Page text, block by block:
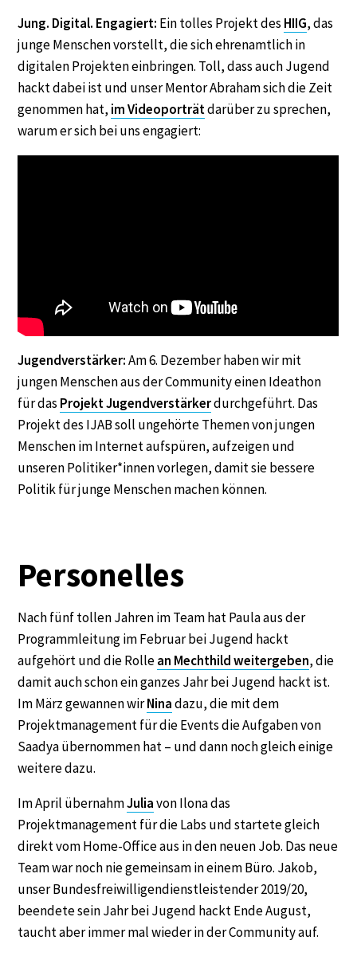
Jung. Digital. Engagiert: Ein tolles Projekt des HIIG, das
junge Menschen vorstellt, die sich ehrenamtlich in
digitalen Projekten einbringen. Toll, dass auch Jugend
hackt dabei ist und unser Mentor Abraham sich die Zeit
genommen hat, im Videoporträtdarüber zu sprechen,
warum er sich bei uns engagiert:
Jugendverstärker:Am 6. Dezember haben wir mit
jungen Menschen aus der Community einen Ideathon
für das Projekt Jugendverstärkerdurchgeführt. Das
Projekt des IJAB soll ungehörte Themen von jungen
Menschen im Internet aufspüren, aufzeigen und
unseren Politiker*innen vorlegen, damit sie bessere
Politik für junge Menschen machen können.
Personelles
Nach fünf tollen Jahren im Team hat Paula aus der
Programmleitung im Februar bei Jugend hackt
aufgehört und die Rollean Mechthild weitergeben, die
damit auch schon ein ganzes Jahr bei Jugend hackt ist.
Im März gewannen wirNinadazu, die mit dem
Projektmanagement für die Events die Aufgaben von
Saadya übernommen hat – und dann noch gleich einige
weitere dazu.
Im April übernahmJuliavon Ilona das
Projektmanagement für die Labs und startete gleich
direkt vom Home-Office aus in den neuen Job. Das neue
Team war noch nie gemeinsam in einem Büro. Jakob,
unser Bundesfreiwilligendienstleistender 2019/20,
beendete sein Jahr bei Jugend hackt Ende August,
taucht aber immer mal wieder in der Community auf.